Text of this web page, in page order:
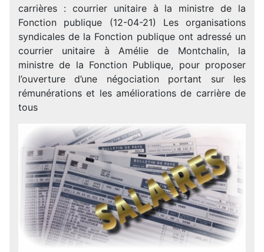
carrières : courrier unitaire à la ministre de la
Fonction publique (12-04-21) Les organisations
syndicales de la Fonction publique ont adressé un
courrier unitaire à Amélie de Montchalin, la
ministre de la Fonction Publique, pour proposer
l’ouverture d’une négociation portant sur les
rémunérations et les améliorations de carrière de
tous